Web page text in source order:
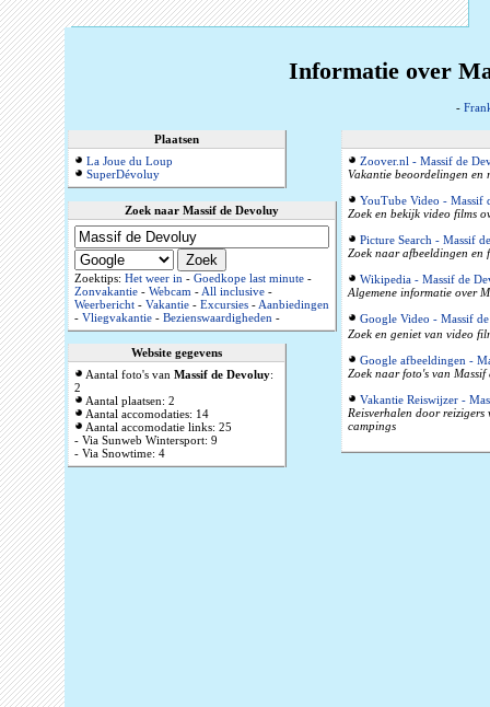
Informatie over
-
Plaatsen
La Joue du Loup
SuperDévoluy
Zoek naar Massif de Devoluy
Zoektips: Het weer in- Goedkope last minute-
Zonvakantie- Webcam-All inclusive-
Weerbericht- Vakantie- Excursies-Aanbiedingen
- Vliegvakantie- Bezienswaardigheden-
Website gegevens
Aantal foto's van Massif de Devoluy:
2
Aantal plaatsen: 2
Aantal accomodaties: 14
Aantal accomodatie links: 25
- Via Sunweb Wintersport: 9
- Via Snowtime: 4
Zoover.nl - Massif de
Vakantie beoordelingen en
YouTube Video - Massif
Zoek en bekijk video films
Picture Search - Massif
Zoek naar afbeeldingen en
Wikipedia - Massif de
Algemene informatie over
Google Video - Massif
Zoek en geniet van video
Google afbeeldingen -
Zoek naar foto's van
Vakantie Reiswijzer -
Reisverhalen door reizigers
campings